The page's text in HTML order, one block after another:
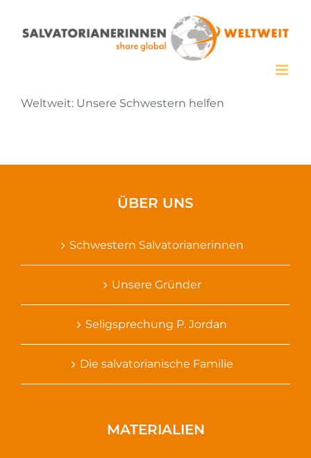
Inhalt
Weltweit: Unsere Schwestern helfen
ÜBER UNS
Schwestern Salvatorianerinnen
Unsere Gründer
Seligsprechung P. Jordan
Die salvatorianische Familie
MATERIALIEN